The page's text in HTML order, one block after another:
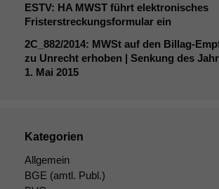
ESTV: HA MWST führt elektronisches
Fristerstreckungsformular ein
2C_882/2014: MWSt auf den Billag-
zu Unrecht erhoben | Senkung des
1. Mai 2015
Kategorien
Allgemein
BGE (amtl. Publ.)